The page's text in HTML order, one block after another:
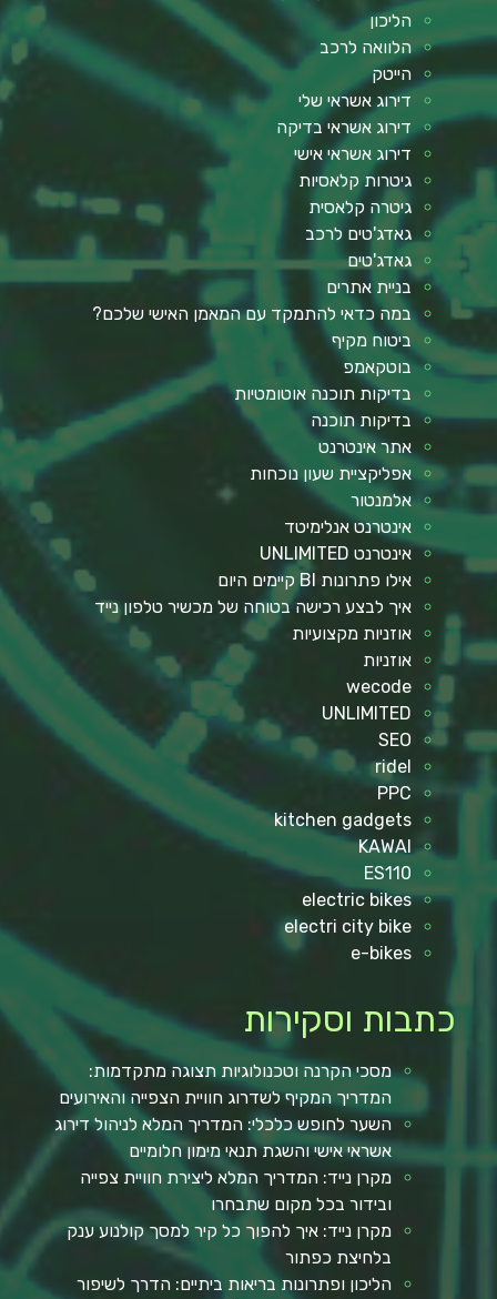
הליכון
הלוואה לרכב
הייטק
דירוג אשראי שלי
דירוג אשראי בדיקה
דירוג אשראי אישי
גיטרות קלאסיות
גיטרה קלאסית
גאדג'טים לרכב
גאדג'טים
בניית אתרים
במה כדאי להתמקד עם המאמן האישי שלכם?
ביטוח מקיף
בוטקאמפ
בדיקות תוכנה אוטומטיות
בדיקות תוכנה
אתר אינטרנט
אפליקציית שעון נוכחות
אלמנטור
אינטרנט אנלימיטד
אינטרנט UNLIMITED
אילו פתרונות BI קיימים היום
איך לבצע רכישה בטוחה של מכשיר טלפון נייד
אוזניות מקצועיות
אוזניות
wecode
UNLIMITED
SEO
ridel
PPC
kitchen gadgets
KAWAI
ES110
electric bikes
electri city bike
e-bikes
כתבות וסקירות
מסכי הקרנה וטכנולוגיות תצוגה מתקדמות:
המדריך המקיף לשדרוג חוויית הצפייה והאירועים
השער לחופש כלכלי: המדריך המלא לניהול דירוג
אשראי אישי והשגת תנאי מימון חלומיים
מקרן נייד: המדריך המלא ליצירת חוויית צפייה
ובידור בכל מקום שתבחרו
מקרן נייד: איך להפוך כל קיר למסך קולנוע ענק
בלחיצת כפתור
הליכון ופתרונות בריאות ביתיים: הדרך לשיפור